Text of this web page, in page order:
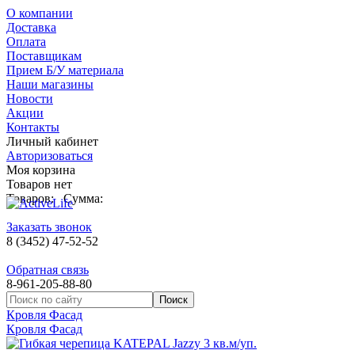
О компании
Доставка
Оплата
Поставщикам
Прием Б/У материала
Наши магазины
Новости
Акции
Контакты
Личный кабинет
Авторизоваться
Моя корзина
Товаров нет
Товаров: Сумма:
Заказать звонок
8 (3452) 47-52-52
Обратная связь
8-961-205-88-80
Кровля Фасад
Кровля Фасад